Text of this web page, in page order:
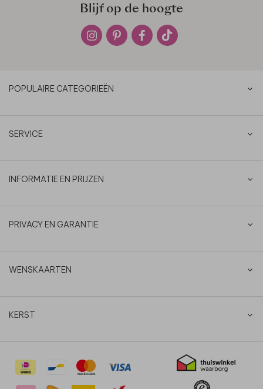
Blijf op de hoogte
POPULAIRE CATEGORIEËN
SERVICE
INFORMATIE EN PRIJZEN
PRIVACY EN GARANTIE
WENSKAARTEN
KERST